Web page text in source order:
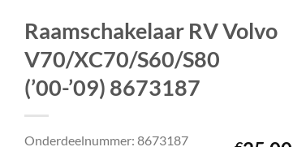
Raamschakelaar RV Volvo
V70/XC70/S60/S80
(’00-’09) 8673187
Onderdeelnummer: 8673187